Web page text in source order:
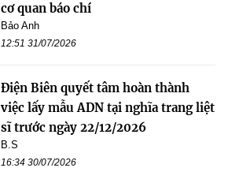
cơ quan báo chí
Bảo Anh
12:51 31/07/2026
Điện Biên quyết tâm hoàn thành
việc lấy mẫu ADN tại nghĩa trang liệt
sĩ trước ngày 22/12/2026
B.S
16:34 30/07/2026